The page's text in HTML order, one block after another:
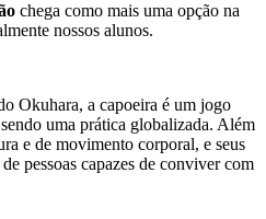
chega como mais uma opção na
nossos alunos.
Okuhara, a capoeira é um jogo
uma prática globalizada. Além
e de movimento corporal, e seus
pessoas capazes de conviver com